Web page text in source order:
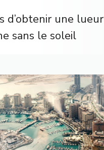
d’obtenir une lueur
sans le soleil